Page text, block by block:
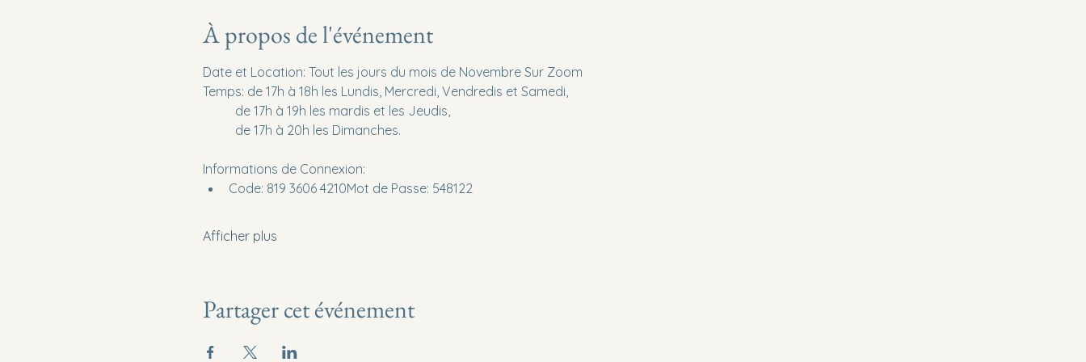
À propos de l'événement
Date et Location: Tout les jours du mois de Novembre Sur Zoom
Temps: de 17h à 18h les Lundis, Mercredi, Vendredis et Samedi,
	de 17h à 19h les mardis et les Jeudis,
	de 17h à 20h les Dimanches.
Informations de Connexion:
Code: 819 3606 4210Mot de Passe: 548122
Afficher plus
Partager cet événement